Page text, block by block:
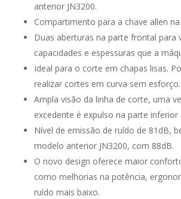
anterior JN3200.
Compartimento para a chave allen
Duas aberturas na parte frontal para
capacidades e espessuras que a
Ideal para o corte em chapas lisas.
realizar cortes em curva sem esforço.
Ampla visão da linha de corte, uma
excedente é expulso na parte inferior
Nível de emissão de ruído de 81dB,
modelo anterior JN3200, com 88dB.
O novo design oferece maior
como melhorias na potência,
ruído mais baixo.